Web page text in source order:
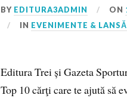
BY EDITURA3ADMIN ON
IN EVENIMENTE &
Editura Trei și Gazeta
Top 10 cărţi care te ajută să